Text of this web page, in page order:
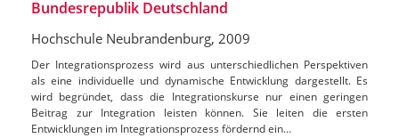
Bundesrepublik Deutschland
Hochschule Neubrandenburg, 2009
Der Integrationsprozess wird aus unterschiedlichen Perspektiven
als eine individuelle und dynamische Entwicklung dargestellt. Es
wird begründet, dass die Integrationskurse nur einen geringen
Beitrag zur Integration leisten können. Sie leiten die ersten
Entwicklungen im Integrationsprozess fördernd ein…